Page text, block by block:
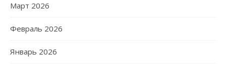
Март 2026
Февраль 2026
Январь 2026